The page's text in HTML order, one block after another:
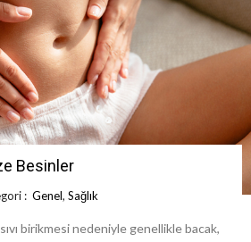
Besinler
: Genel, Sağlık
birikmesi nedeniyle genellikle bacak,